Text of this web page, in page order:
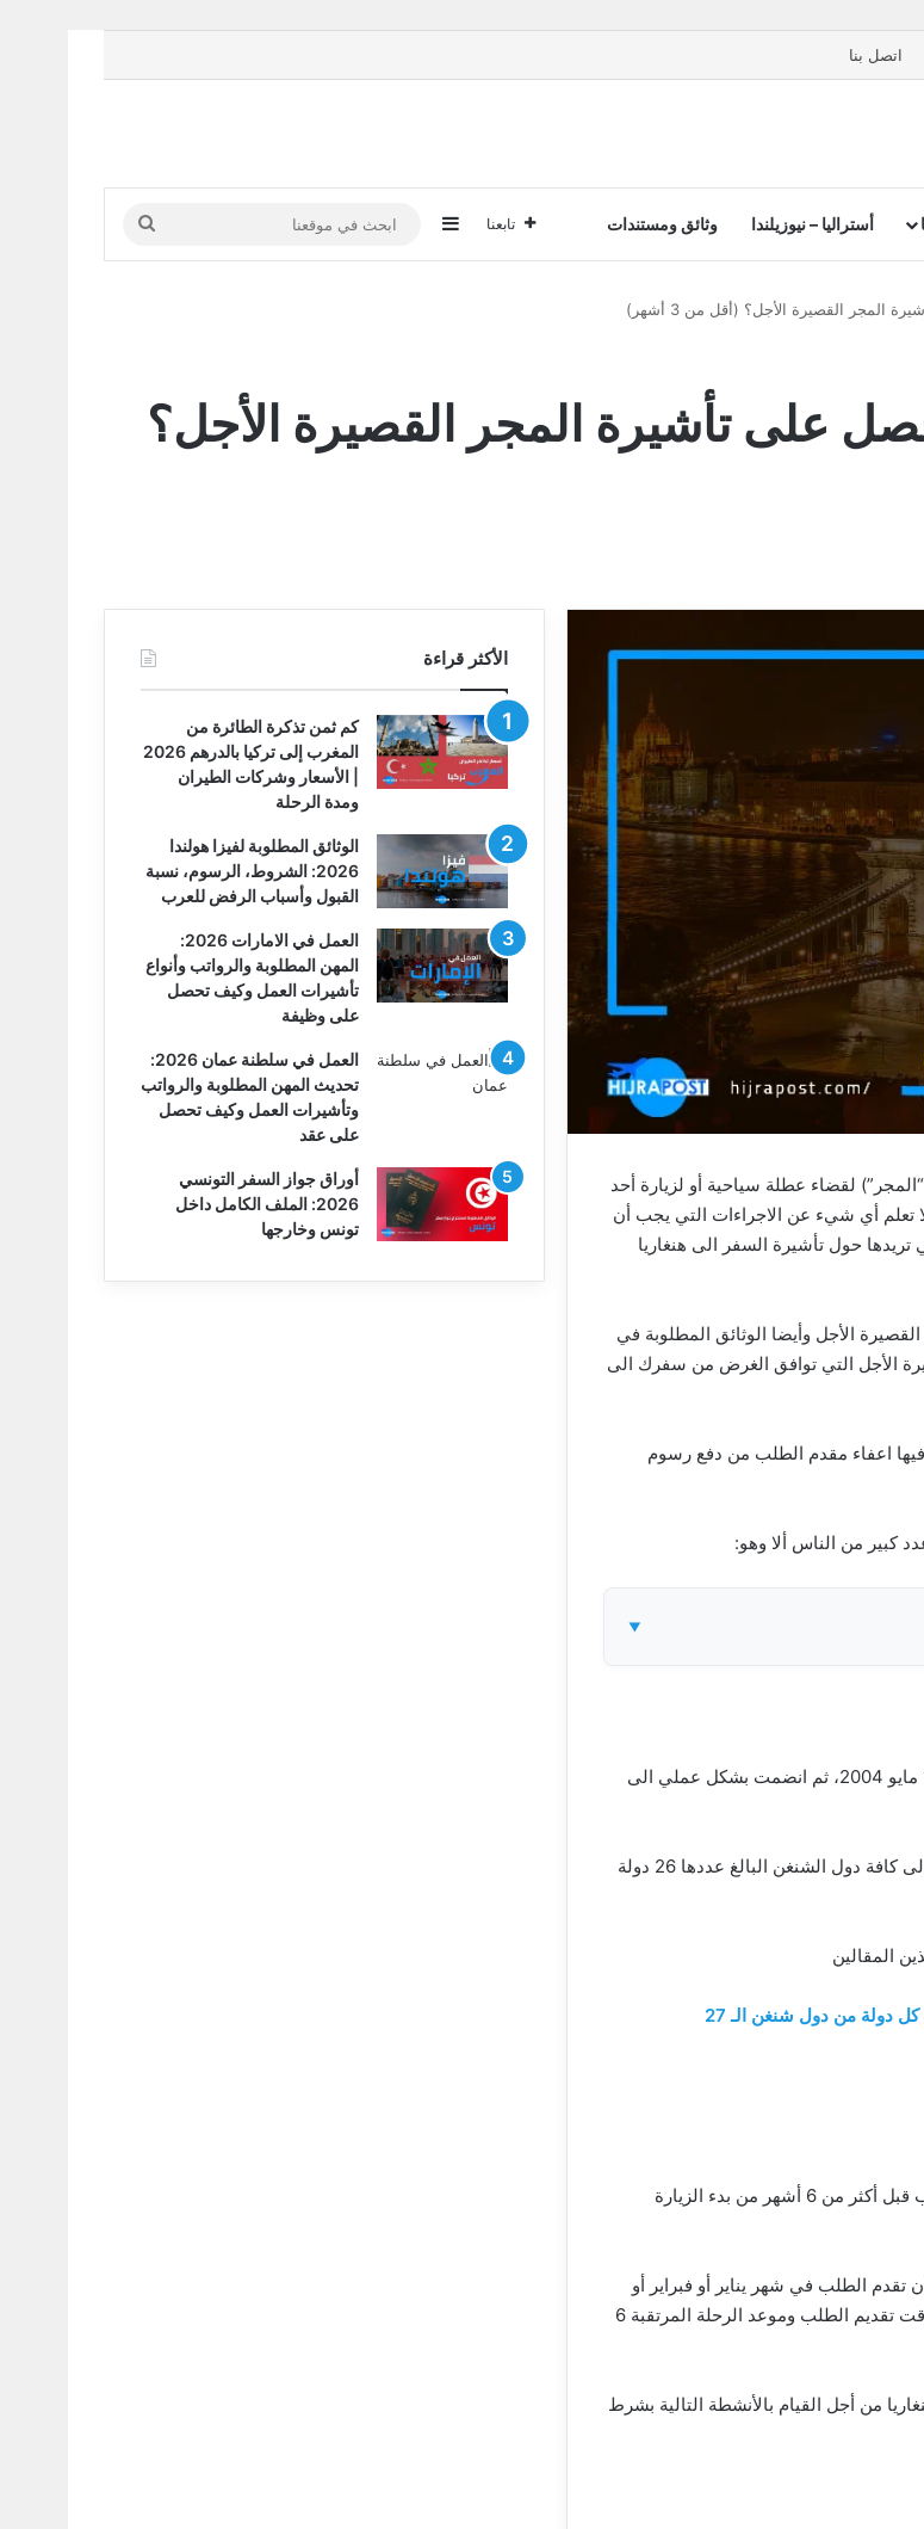
اتصل بنا
أستراليا – نيوزيلندا وثائق ومستندات تابعنا إضافة عمود جانبي
ابحث
في
| 2026 | كيف تحصل على تأشيرة المجر القصيرة الأجل؟
لقضاء عطلة سياحية أو لزيارة أحد
تعلم أي شيء عن الاجراءات التي يجب أن
تريدها حول تأشيرة السفر الى هنغاريا
الأجل وأيضا الوثائق المطلوبة في
الأجل التي توافق الغرض من سفرك الى
اعفاء مقدم الطلب من دفع رسوم
كبير من الناس ألا وهو:
الجواب ببساطة هو نعم إذ أن هنغاريا انضمت أولا الى الاتحاد الأوروبي في 1 مايو 2004، ثم انضمت بشكل عملي الى
لذلك عند حصولك على فيزا هنغاريا شنغن ، فهذا يعني أنك تستطيع السفر الى كافة دول الشنغن البالغ عددها 26 دولة
المقالين
حتى يكون طلبك للحصول على فيزا المجر مقبولا ، يجب أولا ألا تقدم الطلب قبل أكثر من 6 أشهر من بدء الزيارة
الى هنغاريا مثلا في شهر سبتمبر 2023 فلا يصح أن تقدم الطلب في شهر يناير أو فبراير أو
مارس بل يجب أن تنتظر حلول شهر أبريل 2026على الأقل حتى لا يتجاوز وقت تقديم الطلب وموعد الرحلة المرتقبة 6
من أجل القيام بالأنشطة التالية بشرط
الأكثر قراءة
كم ثمن تذكرة الطائرة من
المغرب إلى تركيا بالدرهم 2026
| الأسعار وشركات الطيران
ومدة الرحلة
الوثائق المطلوبة لفيزا هولندا
2026: الشروط، الرسوم، نسبة
القبول وأسباب الرفض للعرب
العمل في الامارات 2026:
المهن المطلوبة والرواتب وأنواع
تأشيرات العمل وكيف تحصل
على وظيفة
العمل في سلطنة عمان 2026:
تحديث المهن المطلوبة والرواتب
وتأشيرات العمل وكيف تحصل
على عقد
أوراق جواز السفر التونسي
2026: الملف الكامل داخل
تونس وخارجها